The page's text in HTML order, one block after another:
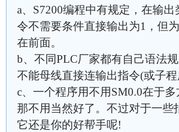
a、S7200编程中有规定，在输
令不需要条件直接输出为1，但
在前面。
b、不同PLC厂家都有自己语法
不能母线直接连输出指令(或子程
c、一个程序用不用SM0.0在于
那不用当然好了。不过对于一
它还是你的好帮手呢!